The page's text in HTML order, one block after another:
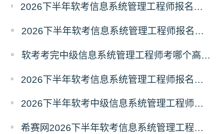
2026下半年软考信息系统管理工程师报名条件有哪些？需要准备什么材料？
2026下半年软考信息系统管理工程师报名时间及条件
软考考完中级信息系统管理工程师考哪个高级？
2026下半年软考信息系统管理工程师报名流程及注意事项
2026下半年软考中级信息系统管理工程师零基础备考建议
希赛网2026下半年软考信息系统管理工程师学习打卡表